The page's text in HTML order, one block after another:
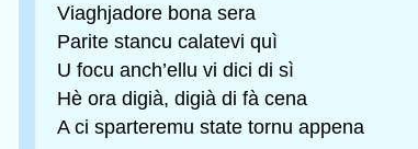
Viaghjadore bona sera
Parite stancu calatevi quì
U focu anch’ellu vi dici di sì
Hè ora digià, digià di fà cena
A ci sparteremu state tornu appena